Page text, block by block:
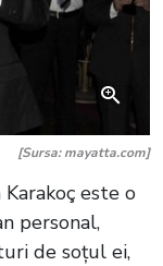
[Sursa: mayatta.com]
este o
personal,
de soțul ei,